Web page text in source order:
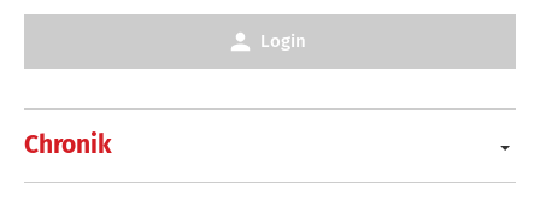
Chronik
Login